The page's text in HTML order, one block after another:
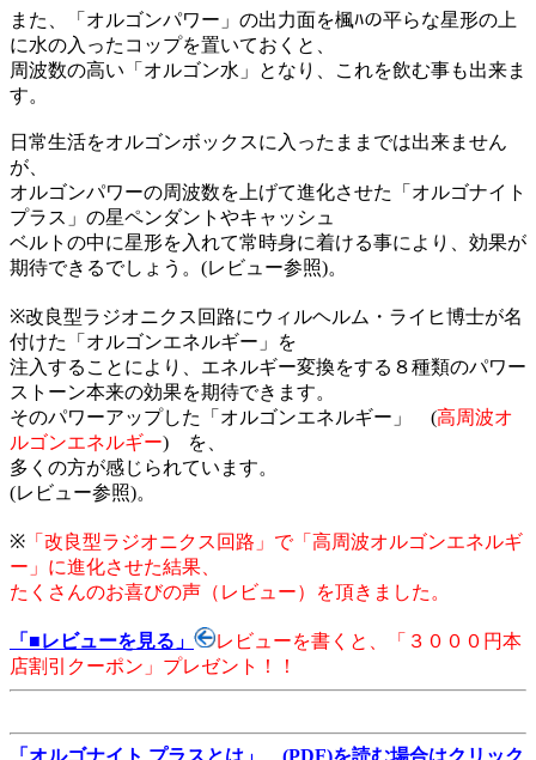
また、「オルゴンパワー」の出力面を楓ﾊの平らな星形の上
に水の入ったコップを置いておくと、
周波数の高い「オルゴン水」となり、これを飲む事も出来ま
す。
日常生活をオルゴンボックスに入ったままでは出来ません
が、
オルゴンパワーの周波数を上げて進化させた「オルゴナイト
プラス」の星ペンダントやキャッシュ
ベルトの中に星形を入れて常時身に着ける事により、効果が
期待できるでしょう。(レビュー参照)。
※改良型ラジオニクス回路にウィルヘルム・ライヒ博士が名
付けた「オルゴンエネルギー」を
注入することにより、エネルギー変換をする８種類のパワー
ストーン本来の効果を期待できます。
そのパワーアップした「オルゴンエネルギー」 (高周波オ
ルゴンエネルギー) を、
多くの方が感じられています。
(レビュー参照)。
※ 「改良型ラジオニクス回路」で「高周波オルゴンエネルギ
ー」に進化させた結果、
たくさんのお喜びの声（レビュー）を頂きました。
「■レビューを見る」
レビューを書くと、「３０００円本
店割引クーポン」プレゼント！！
「オルゴナイト プラスとは」 (PDF)を読む場合はクリック